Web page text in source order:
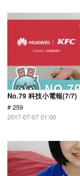
No.79 科技小電報(7/7)
# 259
2017-07-07 01:00